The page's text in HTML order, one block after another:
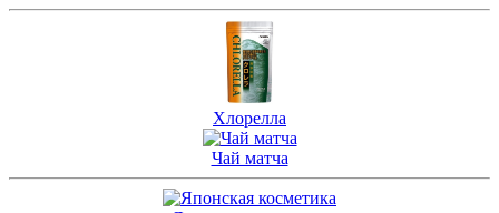
Хлорелла
Чай матча